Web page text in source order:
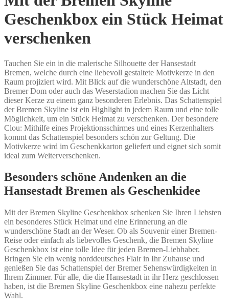
Geschenkbox ein Stück Heimat
verschenken
Tauchen Sie ein in die malerische Silhouette der Hansestadt
Bremen, welche durch eine liebevoll gestaltete Motivkerze in den
Raum projiziert wird. Mit Blick auf die wunderschöne Altstadt, den
Bremer Dom oder auch das Weserstadion machen Sie das Licht
dieser Kerze zu einem ganz besonderen Erlebnis. Das Schattenspiel
der Bremen Skyline ist ein Highlight in jedem Raum und eine tolle
Möglichkeit, um ein Stück Heimat zu verschenken. Der besondere
Clou: Mithilfe eines Projektionsschirmes und eines Kerzenhalters
kommt das Schattenspiel besonders schön zur Geltung. Die
Motivkerze wird im Geschenkkarton geliefert und eignet sich somit
ideal zum Weiterverschenken.
Besonders schöne Andenken an die
Hansestadt Bremen als Geschenkidee
Mit der Bremen Skyline Geschenkbox schenken Sie Ihren Liebsten
ein besonderes Stück Heimat und eine Erinnerung an die
wunderschöne Stadt an der Weser. Ob als Souvenir einer Bremen-
Reise oder einfach als liebevolles Geschenk, die Bremen Skyline
Geschenkbox ist eine tolle Idee für jeden Bremen-Liebhaber.
Bringen Sie ein wenig norddeutsches Flair in Ihr Zuhause und
genießen Sie das Schattenspiel der Bremer Sehenswürdigkeiten in
Ihrem Zimmer. Für alle, die die Hansestadt in ihr Herz geschlossen
haben, ist die Bremen Skyline Geschenkbox eine nahezu perfekte
Wahl.